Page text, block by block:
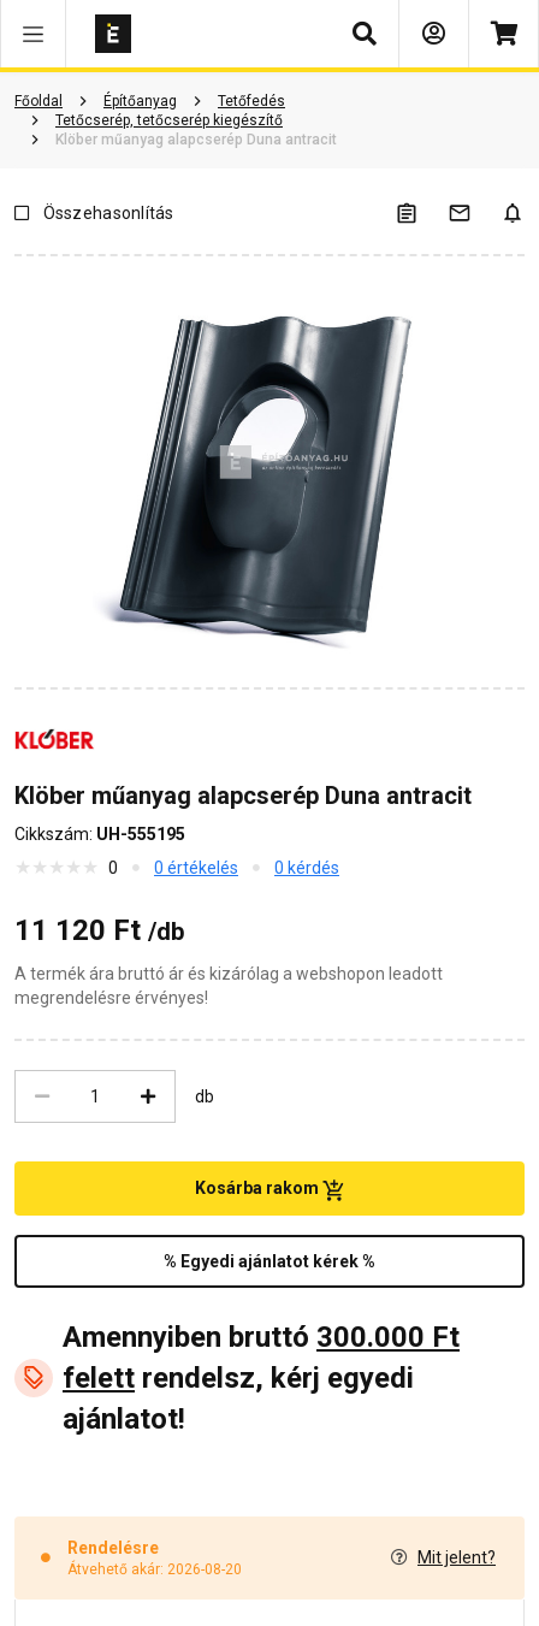
Keresés
Főoldal Építőanyag
Tetőfedés
Tetőcserép, tetőcserép kiegészítő
Klöber műanyag alapcserép Duna antracit
Vásárlói vélemények Kérdések és válaszok Kapcsolódó cikkek
Összehasonlítás
Klöber műanyag alapcserép Duna antracit
Cikkszám: UH-555195
0
0 értékelés 0 kérdés
11 120 Ft /db
A termék ára bruttó ár és kizárólag a webshopon leadott
megrendelésre érvényes!
db
% Egyedi ajánlatot kérek %
Kosárba rakom
Amennyiben bruttó 300.000 Ft
felett rendelsz, kérj egyedi
ajánlatot!
Rendelésre
Átvehető akár: 2026-08-20
Mit jelent?